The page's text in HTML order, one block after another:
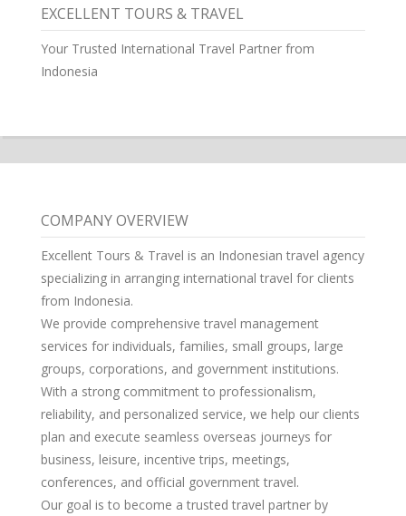
EXCELLENT TOURS & TRAVEL
Your Trusted International Travel Partner from
Indonesia
COMPANY OVERVIEW
Excellent Tours & Travel is an Indonesian travel agency
specializing in arranging international travel for clients
from Indonesia.
We provide comprehensive travel management
services for individuals, families, small groups, large
groups, corporations, and government institutions.
With a strong commitment to professionalism,
reliability, and personalized service, we help our clients
plan and execute seamless overseas journeys for
business, leisure, incentive trips, meetings,
conferences, and official government travel.
Our goal is to become a trusted travel partner by